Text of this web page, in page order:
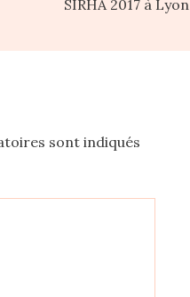
SIRHA 2017 à Lyon
sont indiqués